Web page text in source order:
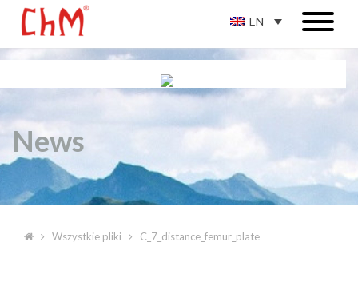
EN
News
Wszystkie pliki C_7_distance_femur_plate